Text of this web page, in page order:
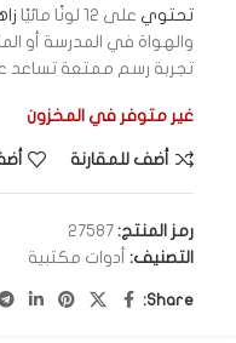
تحتوي على 12 لونًا مائيًا
والهواة في المدرسة أو
تجربة رسم ممتعة تساعد
غير متوفر في المخزون
أضف للمقارنة
رمز المنتج: 27587
التصنيف: أدوات مكتبية
Share: